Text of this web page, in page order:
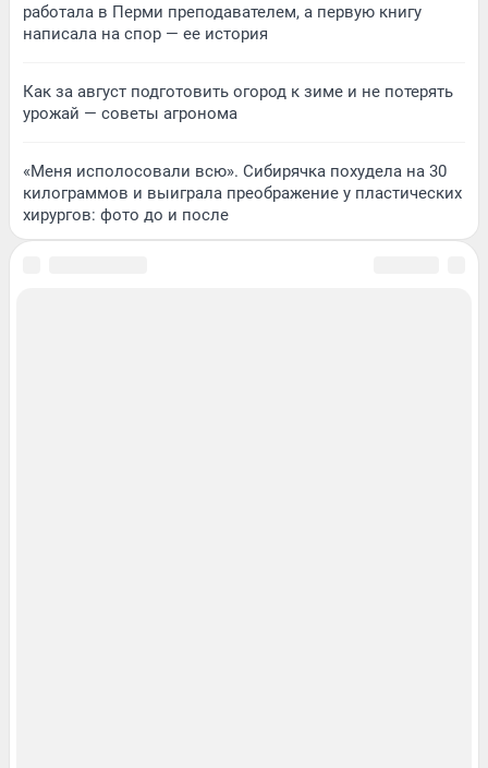
работала в Перми преподавателем, а первую книгу
написала на спор — ее история
Как за август подготовить огород к зиме и не потерять
урожай — советы агронома
«Меня исполосовали всю». Сибирячка похудела на 30
килограммов и выиграла преображение у пластических
хирургов: фото до и после